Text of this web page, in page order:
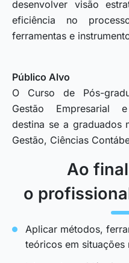
desenvolver visão
eficiência no
ferramentas e
Público Alvo
O Curso de Pós-
Gestão Empresarial
destina se a graduados
Gestão, Ciências
Ao
o
Aplicar métodos,
teóricos em situações